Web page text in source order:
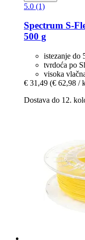
5.0 (1)
Spectrum S-​
500 g
istezanje do
tvrdoća po
visoka
€ 31,49 (€ 62,98 /
Dostava do 12.